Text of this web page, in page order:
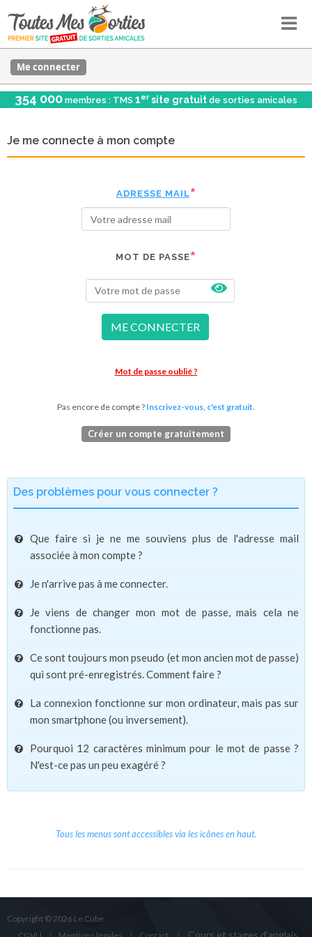
Me connecter
354 000 membres : TMS 1er site gratuit de sorties amicales
Je me connecte à mon compte
ADRESSE MAIL
MOT DE PASSE
ME CONNECTER
Mot de passe oublié ?
Pas encore de compte ? Inscrivez-vous, c'est gratuit.
Créer un compte gratuitement
Des problèmes pour vous connecter ?
Que faire si je ne me souviens plus de l'adresse mail
associée à mon compte ?
Je n'arrive pas à me connecter.
Je viens de changer mon mot de passe, mais cela ne
fonctionne pas.
Ce sont toujours mon pseudo (et mon ancien mot de passe)
qui sont pré-enregistrés. Comment faire ?
La connexion fonctionne sur mon ordinateur, mais pas sur
mon smartphone (ou inversement).
Pourquoi 12 caractères minimum pour le mot de passe ?
N'est-ce pas un peu exagéré ?
Tous les menus sont accessibles via les icônes en haut.
Copyright © 2026 Le Cube.
Cours et stages d'anglais